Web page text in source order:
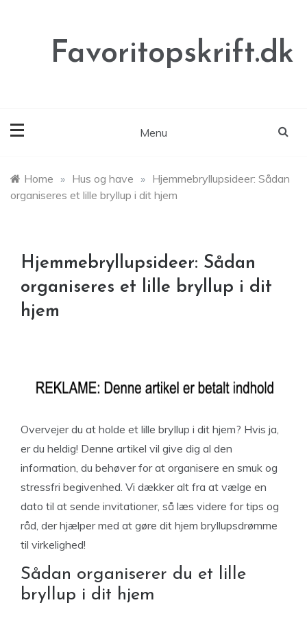
Favoritopskrift.dk
Menu
Home » Hus og have » Hjemmebryllupsideer: Sådan
organiseres et lille bryllup i dit hjem
Hjemmebryllupsideer: Sådan
organiseres et lille bryllup i dit
hjem
Overvejer du at holde et lille bryllup i dit hjem? Hvis ja,
er du heldig! Denne artikel vil give dig al den
information, du behøver for at organisere en smuk og
stressfri begivenhed. Vi dækker alt fra at vælge en
dato til at sende invitationer, så læs videre for tips og
råd, der hjælper med at gøre dit hjem bryllupsdrømme
til virkelighed!
Sådan organiserer du et lille
bryllup i dit hjem